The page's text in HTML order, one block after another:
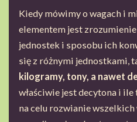
Kiedy mówimy o wagach i
elementem jest
jednostek i sposobu ich
się z różnymi jednostkami,
kilogramy, tony, a nawet
właściwie jest decytona i
na celu rozwianie